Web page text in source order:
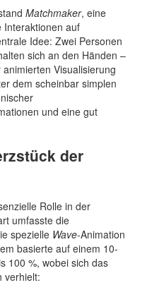
Matchmaker, eine
Interaktionen auf
Idee: Zwei Personen
sich an den Händen –
Visualisierung
dem scheinbar simplen
und eine gut
der
Rolle in der
umfasste die
spezielle Wave-Animation
basierte auf einem 10-
100 %, wobei sich das
verhielt: